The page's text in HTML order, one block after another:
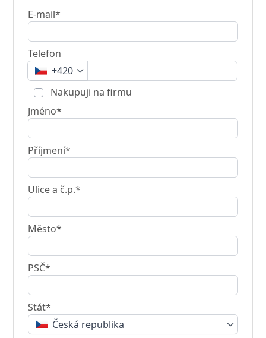
E-mail*
Telefon
+420
Nakupuji na firmu
Jméno*
Příjmení*
Ulice a č.p.*
Město*
PSČ*
Stát*
Česká republika